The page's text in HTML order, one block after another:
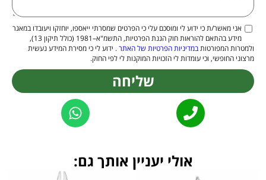
אני מאשר/ת כי ידוע לי ומוסכם עלי כי הפרטים שמסרתי ייאספו, יוחזקו ויעובדו במאגר
מידע בהתאם להוראות חוק הגנת הפרטיות, התשמ"א–1981 (כולל תיקון 13),
ולמטרות המפורטותבמדיניות הפרטיות של האתר. ידוע לי כי מסירת המידע נעשית
מרצוני החופשי, וכי עומדות לי הזכויות המוקנות לי לפי החוק.
שליחה
אולי יעניין אותך גם: